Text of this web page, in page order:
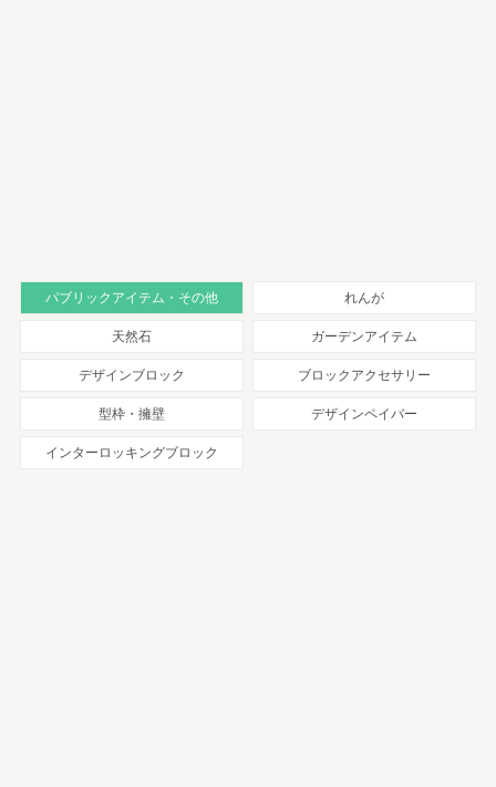
パブリックアイテム・その他 れんが
天然石 ガーデンアイテム
デザインブロック ブロックアクセサリー
型枠・擁壁 デザインペイバー
インターロッキングブロック